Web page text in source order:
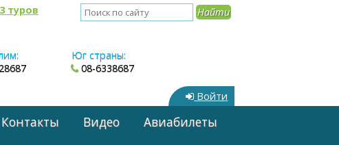
туров
Юг страны:
08-6338687
Войти
Контакты Видео
Авиабилеты